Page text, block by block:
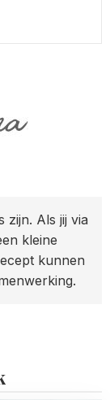
zijn. Als jij via
kleine
kunnen